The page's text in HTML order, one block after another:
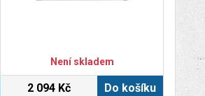
Není skladem
2 094 Kč Do košíku